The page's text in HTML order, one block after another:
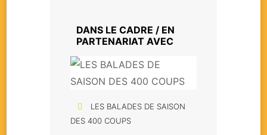
DANS LE CADRE / EN
PARTENARIAT AVEC
LES BALADES DE SAISON
DES 400 COUPS